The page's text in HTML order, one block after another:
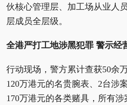
伙核心管理层、加工场从业人
层成员全层级。
全港严打工地涉黑犯罪 警示经
行动现场，警方累计查获50余
120万港元的名贵腕表、2台涉
170万港元的各类赌具，所有